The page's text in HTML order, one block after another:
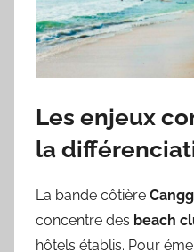
Les enjeux
la
La bande côtière
concentre des beach
hôtels établis. Pour